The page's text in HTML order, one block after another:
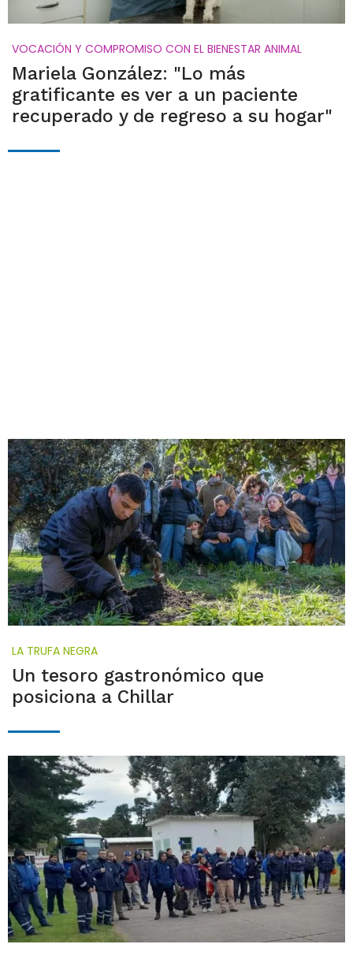
VOCACIÓN Y COMPROMISO CON EL BIENESTAR ANIMAL
Mariela González: "Lo más
gratificante es ver a un paciente
recuperado y de regreso a su hogar"
LA TRUFA NEGRA
Un tesoro gastronómico que
posiciona a Chillar